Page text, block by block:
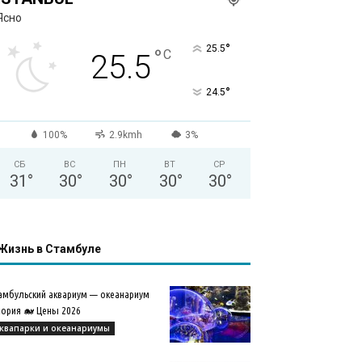
25.5°C 25.5°
24.5°
100% 2.9kmh 3%
СБ
31 °
ВС
30°
ПН
30°
ВТ
30°
СР
30°
в Стамбуле
аквариум — океанариум
🐋 Цены 2026
и океанариумы